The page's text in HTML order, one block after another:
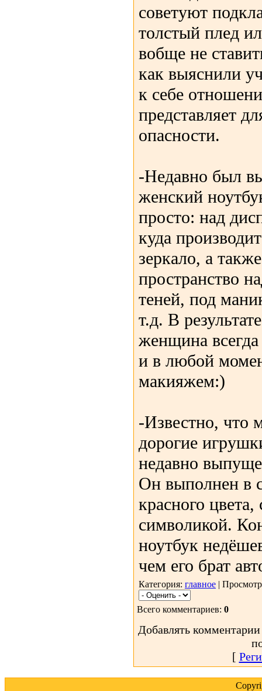
советуют
толстый плед
вобще не
как выяснили
к себе
представляет
опасности.
-Недавно был
женский
просто: над
куда
зеркало, а
пространство
теней, под
т.д. В
женщина
и в любой
макияжем:)
-Известно, что
дорогие
недавно
Он выполнен в
красного
символикой.
ноутбук
чем его брат
Категория: главное |
Всего комментариев: 0
Добавлять
[